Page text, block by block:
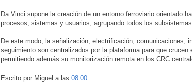
Da Vinci supone la creación de un entorno ferroviario orientado
procesos, sistemas y usuarios, agrupando todos los
De este modo, la señalización, electrificación, comunicaciones,
seguimiento son centralizados por la plataforma para que crucen
permitiendo además su monitorización remota en los CRC
Escrito por Miguel a las 08:00